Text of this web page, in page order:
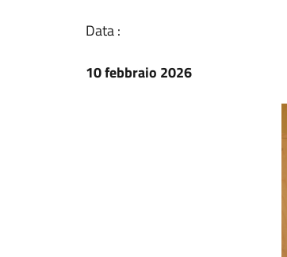
Data :
10 febbraio 2026